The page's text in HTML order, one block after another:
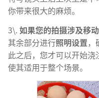
你带来很大的麻烦。
3\. 如果您的拍摄涉及移
其余部分进行照明设置，
此之后，您才可以开始浇
使其适用于整个场景。